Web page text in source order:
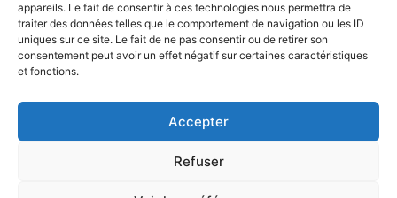
appareils. Le fait de consentir à ces technologies nous permettra de
traiter des données telles que le comportement de navigation ou les ID
uniques sur ce site. Le fait de ne pas consentir ou de retirer son
consentement peut avoir un effet négatif sur certaines caractéristiques
et fonctions.
Accepter
Refuser
ARCANE VISIONS- Tarologie,
numérologie et
horoscope
Mentions légales